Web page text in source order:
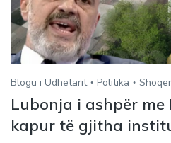
Blogu i Udhëtarit Politika
Lubonja i ashpër me
kapur të gjitha